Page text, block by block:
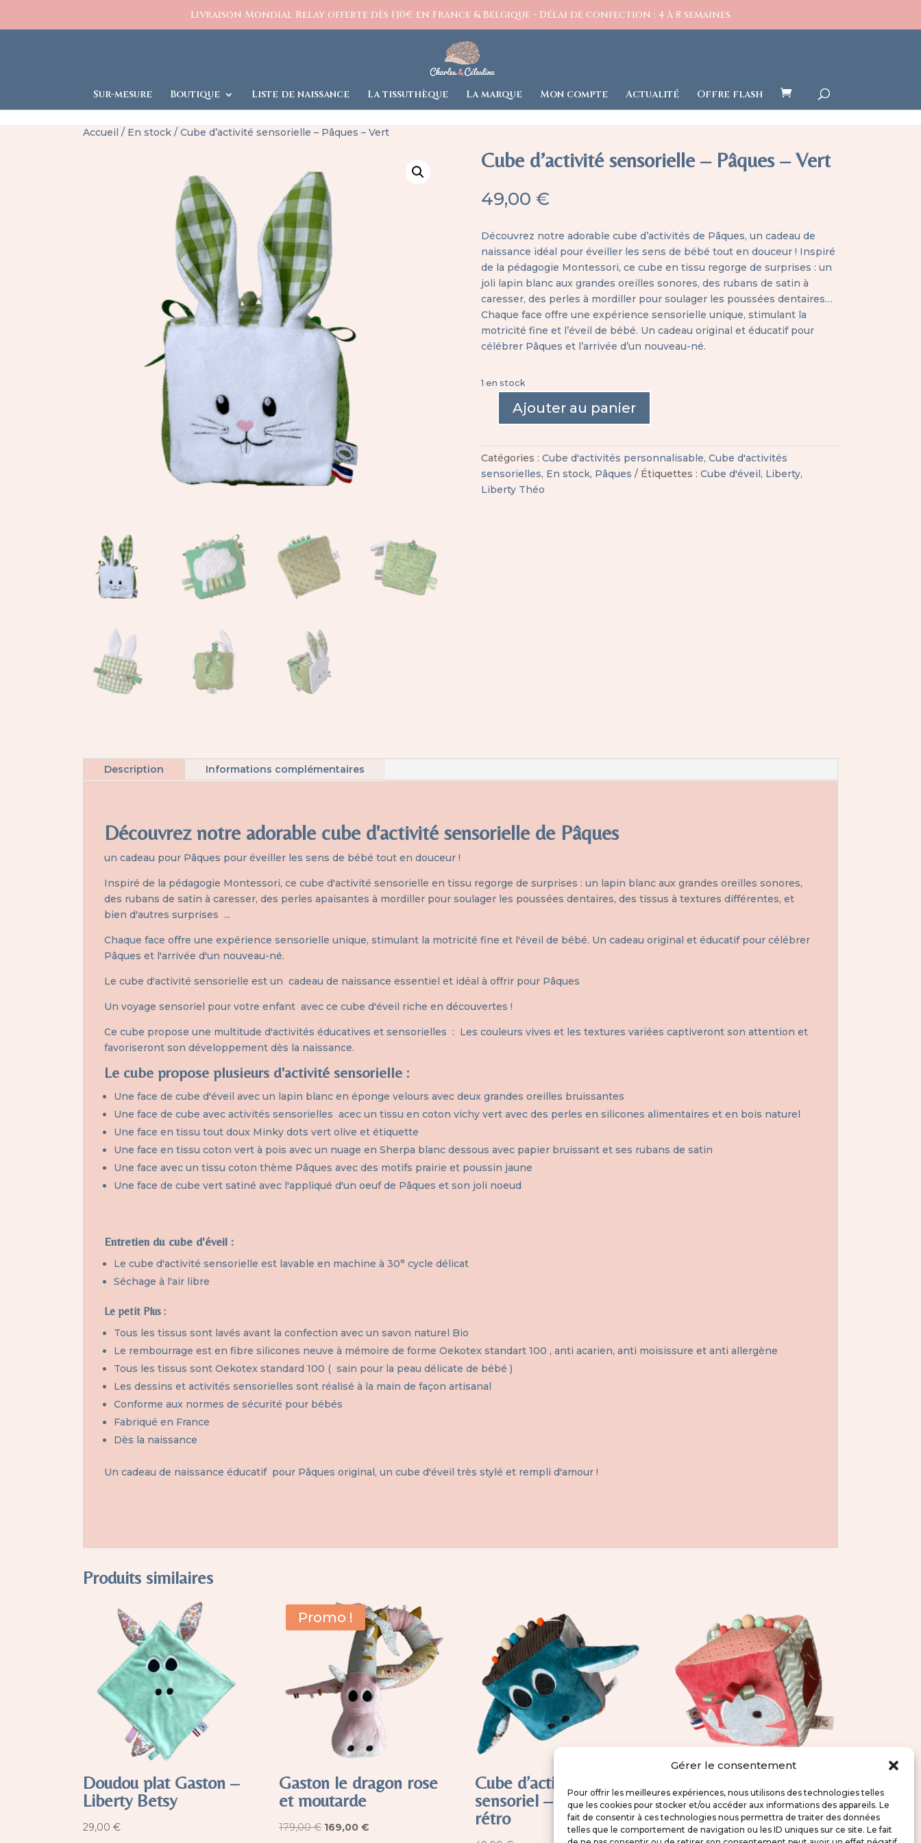
Gérer le consentement
Pour offrir les meilleures expériences, nous utilisons des technologies telles
que les cookies pour stocker et/ou accéder aux informations des appareils. Le
fait de consentir à ces technologies nous permettra de traiter des données
telles que le comportement de navigation ou les ID uniques sur ce site. Le fait
Livraison Mondial Relay offerte dès 130€ en France & Belgique - Délai de confection : 4 à 8 semaines
Sur-mesure Boutique Liste de naissance La tissuthèque La marque Mon compte Actualité Offre flash
Accueil / En stock / Cube d’activité sensorielle – Pâques – Vert
Cube d’activité sensorielle – Pâques – Vert
49,00€
Découvrez notre adorable cube d’activités de Pâques, un cadeau de
naissance idéal pour éveiller les sens de bébé tout en douceur ! Inspiré
de la pédagogie Montessori, ce cube en tissu regorge de surprises : un
joli lapin blanc aux grandes oreilles sonores, des rubans de satin à
caresser, des perles à mordiller pour soulager les poussées dentaires…
Chaque face offre une expérience sensorielle unique, stimulant la
motricité fine et l’éveil de bébé. Un cadeau original et éducatif pour
célébrer Pâques et l’arrivée d’un nouveau-né.
1 en stock
quantité
Cube
d'activité
sensorielle
-
Ajouter au panier
Catégories :Cube d'activités personnalisable,Cube d'activités
sensorielles, En stock, Pâques Étiquettes :Cube d'éveil, Liberty,
Liberty Théo
Description Informations complémentaires
Découvrez notre adorable cube d'activité sensorielle de Pâques
un cadeau pour Pâques pour éveiller les sens de bébé tout en douceur !
Inspiré de la pédagogie Montessori, ce cube d'activité sensorielle en tissu regorge de surprises : un lapin blanc aux grandes oreilles sonores,
des rubans de satin à caresser, des perles apaisantes à mordiller pour soulager les poussées dentaires, des tissus à textures différentes, et
bien d'autres surprises ...
Chaque face offre une expérience sensorielle unique, stimulant la motricité fine et l'éveil de bébé. Un cadeau original et éducatif pour célébrer
Pâques et l'arrivée d'un nouveau-né.
Le cube d'activité sensorielle est un cadeau de naissance essentiel et idéal à offrir pour Pâques
Un voyage sensoriel pour votre enfant avec ce cube d'éveil riche en découvertes !
Ce cube propose une multitude d'activités éducatives et sensorielles : Les couleurs vives et les textures variées captiveront son attention et
favoriseront son développement dès la naissance.
Le cube propose plusieurs d'activité sensorielle :
Une face de cube d'éveil avec un lapin blanc en éponge velours avec deux grandes oreilles bruissantes
Une face de cube avec activités sensorielles acec un tissu en coton vichy vert avec des perles en silicones alimentaires et en bois naturel
Une face en tissu tout doux Minky dots vert olive et étiquette
Une face en tissu coton vert à pois avec un nuage en Sherpa blanc dessous avec papier bruissant et ses rubans de satin
Une face avec un tissu coton thème Pâques avec des motifs prairie et poussin jaune
Une face de cube vert satiné avec l'appliqué d'un oeuf de Pâques et son joli noeud
Entretien du cube d'éveil :
Le cube d'activité sensorielle est lavable en machine à 30° cycle délicat
Séchage à l'air libre
Le petit Plus :
Tous les tissus sont lavés avant la confection avec un savon naturel Bio
Le rembourrage est en fibre silicones neuve à mémoire de forme Oekotex standart 100 , anti acarien, anti moisissure et anti allergène
Tous les tissus sont Oekotex standard 100 ( sain pour la peau délicate de bébé )
Les dessins et activités sensorielles sont réalisé à la main de façon artisanal
Conforme aux normes de sécurité pour bébés
Fabriqué en France
Dès la naissance
Un cadeau de naissance éducatif pour Pâques original, un cube d'éveil très stylé et rempli d'amour !
Produits similaires
Doudou plat Gaston –
Liberty Betsy
29,00 €
Promo !
Gaston le dragon rose
et moutarde
179,00€ Le
169,00 €Le
Cube d’activités
sensoriel – Voiture
rétro
sensorielle – Océan
49,00€